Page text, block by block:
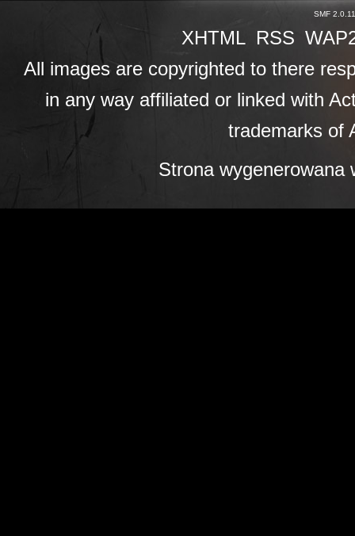
SMF 2.0.11
XHTML RSS
All images are copyrighted to there
in any way affiliated or linked with
trademarks of
Strona wygenerowana